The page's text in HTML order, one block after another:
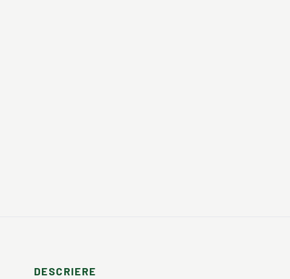
DESCRIERE